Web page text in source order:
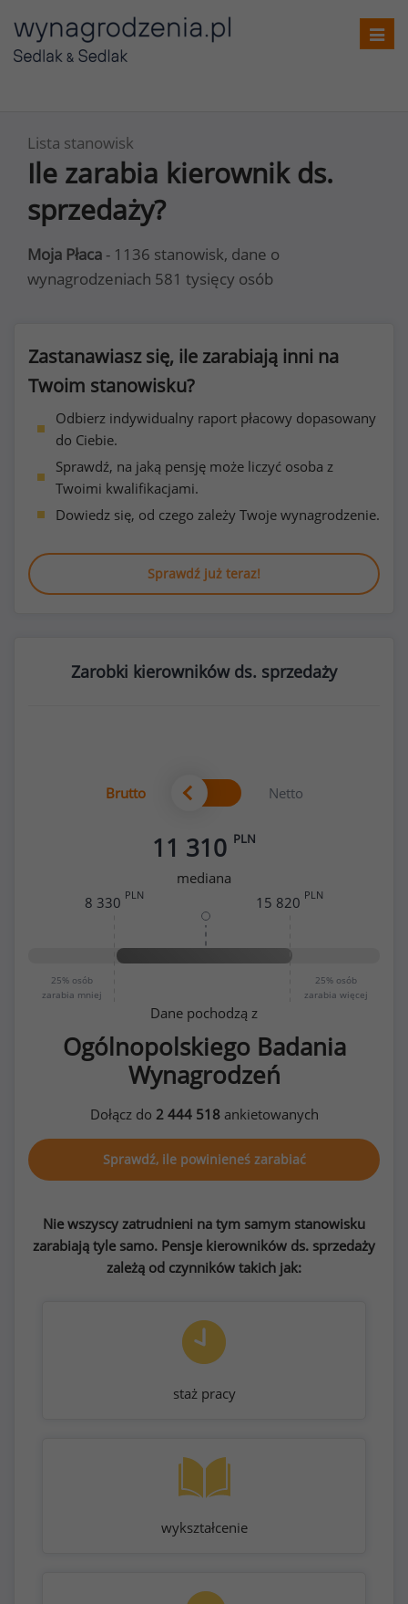
Lista stanowisk
Ile zarabia kierownik ds.
sprzedaży?
Moja Płaca - 1136 stanowisk, dane o
wynagrodzeniach 581 tysięcy osób
Zastanawiasz się, ile zarabiają inni na
Twoim stanowisku?
Odbierz indywidualny raport płacowy dopasowany
do Ciebie.
Sprawdź, na jaką pensję może liczyć osoba z
Twoimi kwalifikacjami.
Dowiedz się, od czego zależy Twoje wynagrodzenie.
Sprawdź już teraz!
Zarobki kierowników ds. sprzedaży
Brutto Netto
11 310 PLN
mediana
25% osób
zarabia mniej
25% osób
zarabia więcej
8 330 PLN 15 820 PLN
Dane pochodzą z
Ogólnopolskiego Badania
Wynagrodzeń
Dołącz do 2 444 518ankietowanych
Sprawdź, ile powinieneś zarabiać
Nie wszyscy zatrudnieni na tym samym stanowisku
zarabiają tyle samo. Pensje kierowników ds. sprzedaży
zależą od czynników takich jak:
staż pracy
wykształcenie